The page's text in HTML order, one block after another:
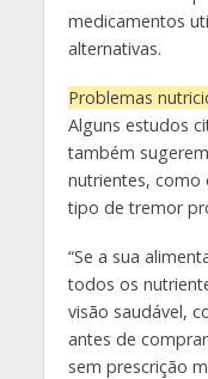
medicamentos
alternativas.
Problemas
Alguns estudos
também
nutrientes, como
tipo de tremor
“Se a sua
todos os
visão saudável,
antes de
sem prescrição